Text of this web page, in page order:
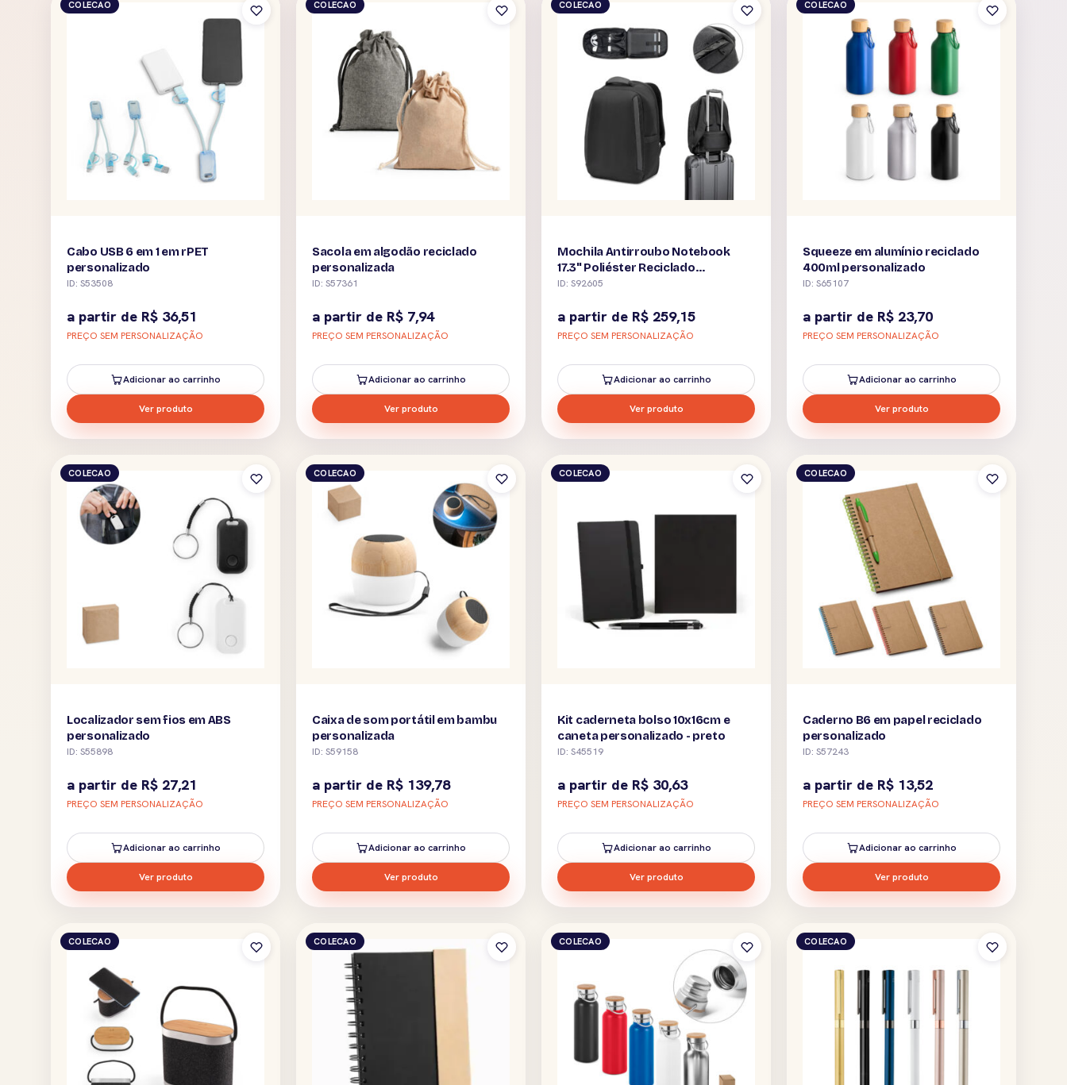
COLECAO
Cabo USB 6 em 1 em rPET
personalizado
ID: S53508
a partir de R$ 36,51
PREÇO SEM PERSONALIZAÇÃO
Adicionar ao carrinho
Ver produto
COLECAO
Sacola em algodão reciclado
personalizada
ID: S57361
a partir de R$ 7,94
PREÇO SEM PERSONALIZAÇÃO
Adicionar ao carrinho
Ver produto
COLECAO
Mochila Antirroubo Notebook
17.3" Poliéster Reciclado
Impermeável Personalizada
ID: S92605
a partir de R$ 259,15
PREÇO SEM PERSONALIZAÇÃO
Adicionar ao carrinho
Ver produto
COLECAO
Squeeze em alumínio reciclado
400ml personalizado
ID: S65107
a partir de R$ 23,70
PREÇO SEM PERSONALIZAÇÃO
Adicionar ao carrinho
Ver produto
COLECAO
Localizador sem fios em ABS
personalizado
ID: S55898
a partir de R$ 27,21
PREÇO SEM PERSONALIZAÇÃO
Adicionar ao carrinho
Ver produto
COLECAO
Caixa de som portátil em bambu
personalizada
ID: S59158
a partir de R$ 139,78
PREÇO SEM PERSONALIZAÇÃO
Adicionar ao carrinho
Ver produto
COLECAO
Kit caderneta bolso 10x16cm e
caneta personalizado - preto
ID: S45519
a partir de R$ 30,63
PREÇO SEM PERSONALIZAÇÃO
Adicionar ao carrinho
Ver produto
COLECAO
Caderno B6 em papel reciclado
personalizado
ID: S57243
a partir de R$ 13,52
PREÇO SEM PERSONALIZAÇÃO
Adicionar ao carrinho
Ver produto
COLECAO COLECAO COLECAO COLECAO